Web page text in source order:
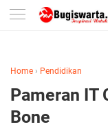
-->
Home › Pendidikan
Pameran IT
Bone